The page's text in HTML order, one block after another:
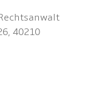
40210